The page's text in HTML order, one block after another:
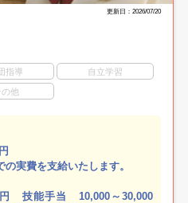
更新日：2026/07/20
指導 自立学習
の他
実費を支給いたします。
円 技能手当 10,000～30,000